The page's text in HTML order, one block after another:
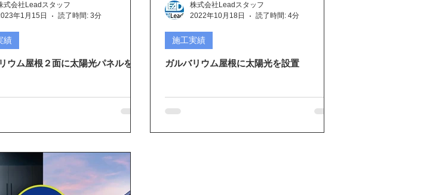
和瓦屋根に施工
ウム屋根２面に太陽光パネルを設
績
式会社Leadスタッフ
年1月15日
読了時間: 3分
ガルバリウム屋根に太陽光を設置
施工実績
株式会社Leadスタッフ
2022年10月18日
読了時間: 4分